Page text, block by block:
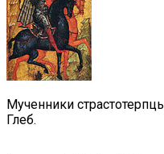
Мученники
Глеб.